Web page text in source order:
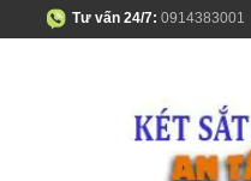
Tư vấn 24/7: 0914383001